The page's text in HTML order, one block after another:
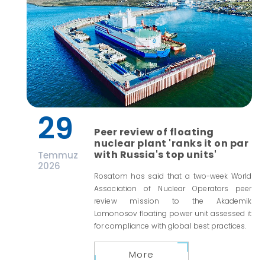
29
Temmuz
2026
Peer review of floating
nuclear plant 'ranks it on par
with Russia's top units'
Rosatom has said that a two-week World
Association of Nuclear Operators peer
review mission to the Akademik
Lomonosov floating power unit assessed it
for compliance with global best practices.
More